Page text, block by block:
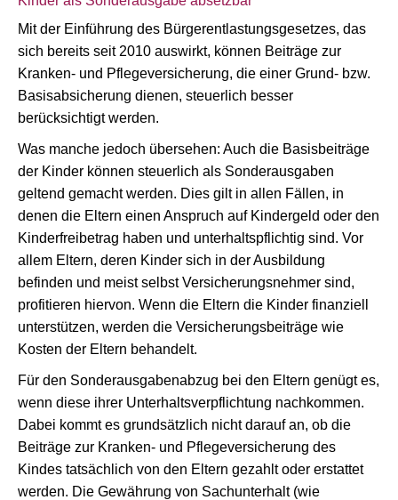
Mit der Einführung des Bürgerentlastungsgesetzes, das
sich bereits seit 2010 auswirkt, können Beiträge zur
Kranken- und Pflegeversicherung, die einer Grund- bzw.
Basisabsicherung dienen, steuerlich besser
berücksichtigt werden.
Was manche jedoch übersehen: Auch die Basisbeiträge
der Kinder können steuerlich als Sonderausgaben
geltend gemacht werden. Dies gilt in allen Fällen, in
denen die Eltern einen Anspruch auf Kindergeld oder den
Kinderfreibetrag haben und unterhaltspflichtig sind. Vor
allem Eltern, deren Kinder sich in der Ausbildung
befinden und meist selbst Versicherungsnehmer sind,
profitieren hiervon. Wenn die Eltern die Kinder finanziell
unterstützen, werden die Versicherungsbeiträge wie
Kosten der Eltern behandelt.
Für den Sonderausgabenabzug bei den Eltern genügt es,
wenn diese ihrer Unterhaltsverpflichtung nachkommen.
Dabei kommt es grundsätzlich nicht darauf an, ob die
Beiträge zur Kranken- und Pflegeversicherung des
Kindes tatsächlich von den Eltern gezahlt oder erstattet
werden. Die Gewährung von Sachunterhalt (wie